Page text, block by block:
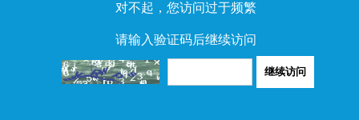
对不起，您访问过于频繁
请输入验证码后继续访问
继续访问